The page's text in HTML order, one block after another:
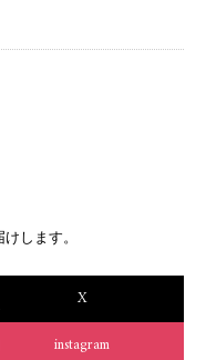
します。
X
instagram